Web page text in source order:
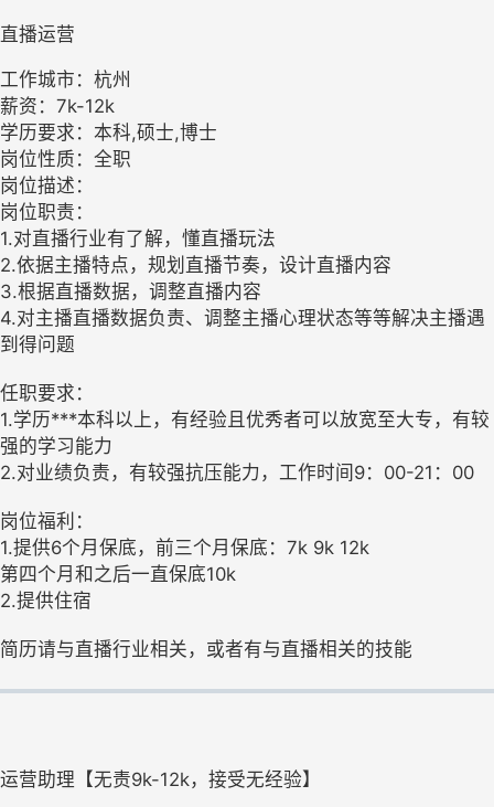
直播运营
工作城市：杭州
薪资：7k-12k
学历要求：本科,硕士,博士
岗位性质：全职
岗位描述：
岗位职责：
1.对直播行业有了解，懂直播玩法
2.依据主播特点，规划直播节奏，设计直播内容
3.根据直播数据，调整直播内容
4.对主播直播数据负责、调整主播心理状态等等解决主播遇
到得问题
任职要求：
1.学历***本科以上，有经验且优秀者可以放宽至大专，有较
强的学习能力
2.对业绩负责，有较强抗压能力，工作时间9：00-21：00
岗位福利：
1.提供6个月保底，前三个月保底：7k 9k 12k
第四个月和之后一直保底10k
2.提供住宿
简历请与直播行业相关，或者有与直播相关的技能
运营助理【无责9k-12k，接受无经验】